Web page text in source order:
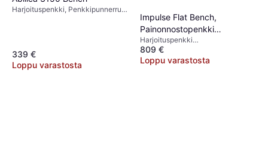
Harjoituspenkki, Penkkipunnerrus,
339 €
Loppu varastosta
Impulse Flat Bench,
Painonnostopenkki
levytankotelineellä
Harjoituspenkki
Painonnostoteline, Litteä Penkki
809 €
Loppu varastosta